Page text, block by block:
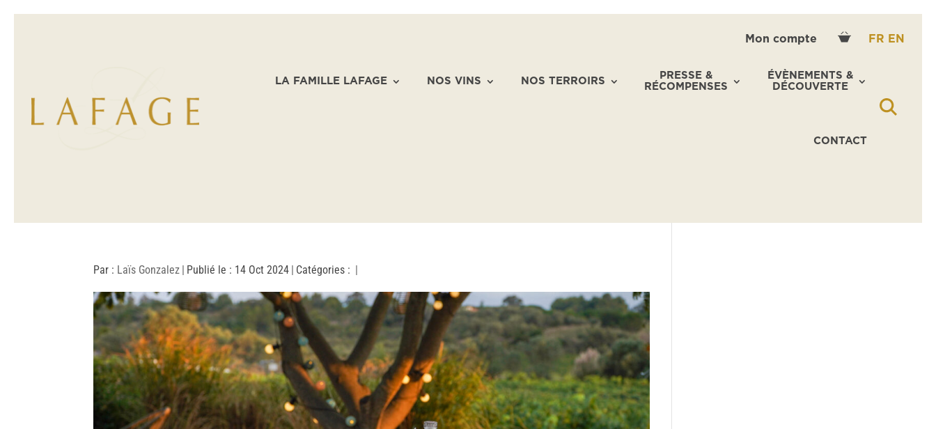
Mon compte FR EN
LA FAMILLE LAFAGE NOS VINS NOS TERROIRS
PRESSE &
RÉCOMPENSES
ÉVÈNEMENTS &
DÉCOUVERTE
CONTACT
Par : Laïs Gonzalez | Publié le : 14 Oct 2024 | Catégories : |